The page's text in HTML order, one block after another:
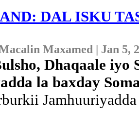
DAL ISKU
Maxamed | Jan 5,
Dhaqaale iyo
la baxday